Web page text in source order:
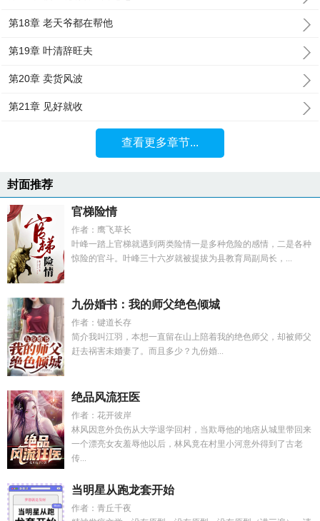
第18章 老天爷都在帮他
第19章 叶清辞旺夫
第20章 卖货风波
第21章 见好就收
查看更多章节...
封面推荐
官梯险情
作者：鹰飞草长
叶峰一踏上官梯就遇到两类险情一是多种危险的感情，二是各种
惊险的官斗。叶峰三十六岁就被提拔为县教育局副局长，...
九份婚书：我的师父绝色倾城
作者：键道长存
简介我叫江羽，本想一直留在山上陪着我的绝色师父，却被师父
赶去祸害未婚妻了。而且多少？九份婚...
绝品风流狂医
作者：花开彼岸
林风因意外负伤从大学退学回村，当欺辱他的地痞从城里带回来
一个漂亮女友羞辱他以后，林风竟在村里小河意外得到了古老
传...
当明星从跑龙套开始
作者：青丘千夜